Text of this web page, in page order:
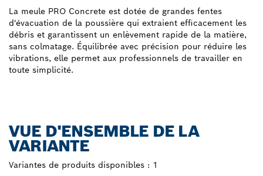
La meule PRO Concrete est dotée de grandes fentes
d'évacuation de la poussière qui extraient efficacement les
débris et garantissent un enlèvement rapide de la matière,
sans colmatage. Équilibrée avec précision pour réduire les
vibrations, elle permet aux professionnels de travailler en
toute simplicité.
VUE D'ENSEMBLE DE LA
VARIANTE
Variantes de produits disponibles : 1